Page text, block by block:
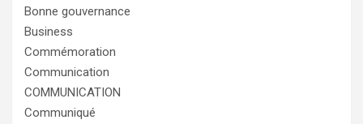
Bonne gouvernance
Business
Commémoration
Communication
COMMUNICATION
Communiqué